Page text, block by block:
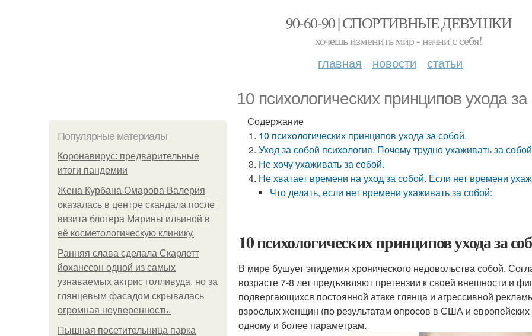
90-60-90 | СПОРТИВНЫЕ ДЕВУШКИ
хочешь изменить мир - начни с себя!
главная новости статьи
10 психологических принципов ухода
Популярные материалы
Коронавирус: предварительные
итоги пандемии
Жена Курбана Омарова Валерия
оказалась в центре скандала после
визита блогера Марины ильиной в
её косметологическую клинику.
Ранняя слава сделала Скарлетт
йоханссон одной из самых
узнаваемых актрис голливуда, но за
глянцевым фасадом скрывалась
огромная неуверенность.
Пышная посетительница парка
Содержание
10 психологических принципов ухода за собой.
Уход за собой психология. Почему трудно ухаживать за
Не хочу ухаживать за собой.
Не хватает времени на уход за собой. Если нет времени
Что делать, если нет времени ухаживать за собой:
10 психологических принципов ухода за
В мире бушует эпидемия хронического недовольства собой.
возрасте 7-8 лет предъявляют претензии к своей внешности и
подвергающихся постоянной атаке глянца и агрессивной
взрослых женщин (по результатам опросов в США и
одному и более параметрам.